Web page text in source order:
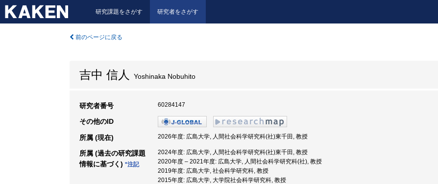
研究課題をさがす 研究者をさがす
前のページに戻る
吉中 信人 Yoshinaka Nobuhito
研究者番号 60284147
その他のID
所属 (現在) 2026年度: 広島大学, 人間社会科学研究科(社)東千田, 教授
所属 (過去の研究課題
情報に基づく) *注記
2024年度: 広島大学, 人間社会科学研究科(社)東千田, 教授
2020年度 – 2021年度: 広島大学, 人間社会科学研究科(社), 教授
2019年度: 広島大学, 社会科学研究科, 教授
2015年度: 広島大学, 大学院社会科学研究科, 教授